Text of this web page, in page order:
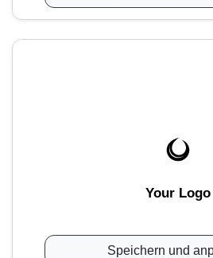
Your Logo
Speichern und